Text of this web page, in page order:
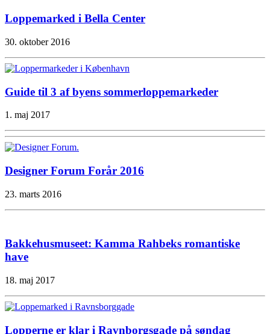
Loppemarked i Bella Center
30. oktober 2016
Guide til 3 af byens sommerloppemarkeder
1. maj 2017
Designer Forum Forår 2016
23. marts 2016
Bakkehusmuseet: Kamma Rahbeks romantiske
have
18. maj 2017
Lopperne er klar i Ravnborgsgade på søndag